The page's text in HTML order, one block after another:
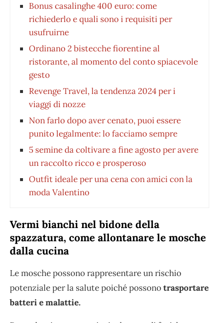
Bonus casalinghe 400 euro: come
richiederlo e quali sono i requisiti per
usufruirne
Ordinano 2 bistecche fiorentine al
ristorante, al momento del conto spiacevole
gesto
Revenge Travel, la tendenza 2024 per i
viaggi di nozze
Non farlo dopo aver cenato, puoi essere
punito legalmente: lo facciamo sempre
5 semine da coltivare a fine agosto per avere
un raccolto ricco e prosperoso
Outfit ideale per una cena con amici con la
moda Valentino
Vermi bianchi nel bidone della
spazzatura, come allontanare le mosche
dalla cucina
Le mosche possono rappresentare un rischio
potenziale per la salute poiché possonotrasportare
batteri e malattie.